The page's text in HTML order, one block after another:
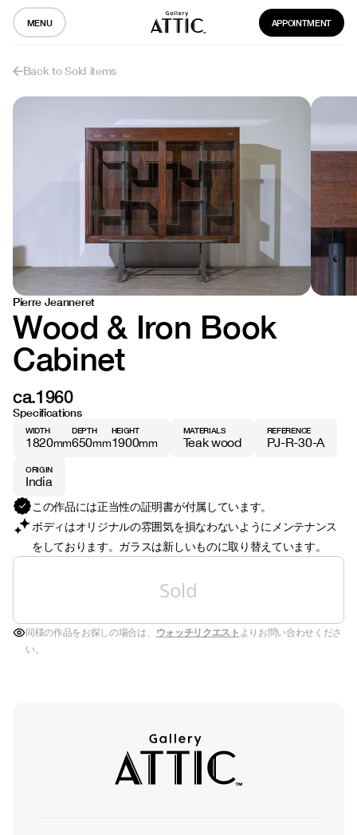
MENU APPOINTMENT
Back to Sold items
Pierre Jeanneret
Wood & Iron Book
Cabinet
ca.1960
Specifications
WIDTH
1820mm
DEPTH
650mm
HEIGHT
1900mm
MATERIALS
Teak wood
REFERENCE
PJ-R-30-A
ORIGIN
India
この作品には正当性の証明書が付属しています。
ボディはオリジナルの雰囲気を損なわないようにメンテナンス
をしております。ガラスは新しいものに取り替えています。
Sold
同様の作品をお探しの場合は、 ウォッチリクエストよりお問い合わせくださ
い。